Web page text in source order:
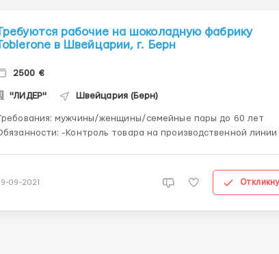
рабочие на шоколадную фабрику
в Швейцарии, г. Берн
2500 €
"ЛИДЕР" Швейцария (Берн)
мужчины/женщины/семейные пары до 60 лет
-Контроль товара на производственной линии для
09-2021